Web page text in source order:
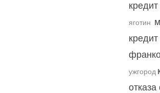
яготин
ужгород
отказа